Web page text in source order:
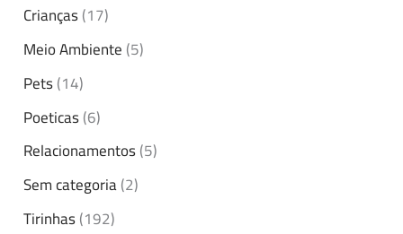
Crianças(17)
Meio Ambiente(5)
Pets(14)
Poeticas(6)
Relacionamentos(5)
Sem categoria(2)
Tirinhas(192)